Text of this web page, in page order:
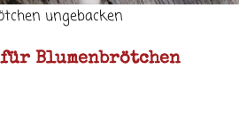
ungebacken
Blumenbrötchen